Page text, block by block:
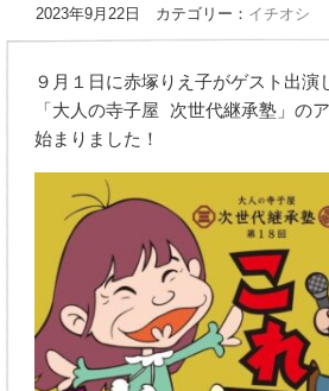
2023年9月22日 カテゴリー： イチオシ
９月１日に赤塚りえ子がゲスト出演
「大人の寺子屋 次世代継承塾」の
始まりました！